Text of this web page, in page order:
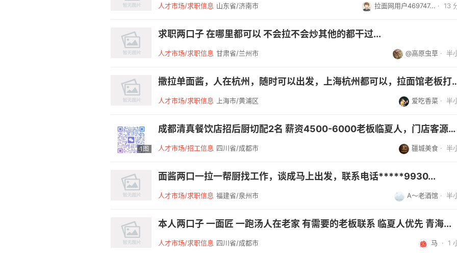
人才市场/求职信息 山东省/济南市 拉面网用户469747... · 13
求职两口子 在哪里都可以 不会拉不会炒其他的都干过...
人才市场/求职信息 甘肃省/兰州市 @高原虫草 · 半
撒拉单面酱，人在杭州，随时可以
人才市场/求职信息 上海市/黄浦区 爱吃香菜 · 半
1图
成都清真餐饮店招后厨切配2名 薪资4500-6000老板临夏人，门店客源稳定，现...
人才市场/招工信息 四川省/成都市 疆城美食 · 半
面酱两口一拉一帮厨找工作，谈成马上出发，联系电话*****9930...
人才市场/求职信息 福建省/泉州市 A～老酒馆 · 半
本人两口子 一面匠 一跑汤人在老家 有需要的老板联系 临夏人优先 青海...
人才市场/求职信息 四川省/成都市 马 · 1